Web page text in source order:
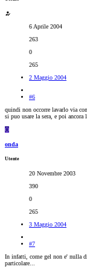
6 Aprile 2004
263
0
265
2 Maggio 2004
#6
quindi non occorre lavarlo via
si puo usare la sera, e poi ancora
O
onda
Utente
20 Novembre 2003
390
0
265
3 Maggio 2004
#7
In infatti, come gel non e' nulla
particolare...